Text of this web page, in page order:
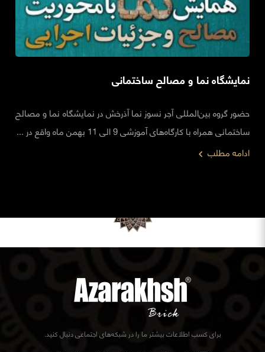
نمایشگاه نما و مصالح ساختمانی
حضور گروه بین‌المللی آجر نسوز نما آذرخش در نمایشگاه نما و مصالح
ساختمانی همراه با کارگاه‌های آموزشی 9 الی 11 بهمن ماه واقع در ...
ادامه مطلب
برای کسب اطلاعات بیشتر ما را در شبکه‌های اجتماعی دنبال کنید.